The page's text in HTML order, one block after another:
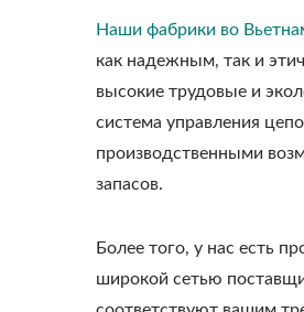
Наши фабрики во
как надежным, так и
высокие трудовые и
система управления
производственными
запасов.
Более того, у нас есть
широкой сетью